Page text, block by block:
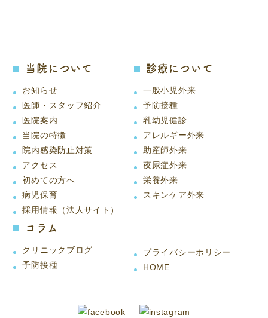
当院について
お知らせ
医師・スタッフ紹介
医院案内
当院の特徴
院内感染防止対策
アクセス
初めての方へ
病児保育
採用情報（法人サイト）
診療について
一般小児外来
予防接種
乳幼児健診
アレルギー外来
助産師外来
夜尿症外来
栄養外来
スキンケア外来
コラム
クリニックブログ
予防接種
プライバシーポリシー
HOME